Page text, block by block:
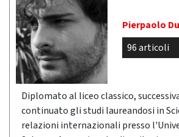
Pierpaolo
96 articoli
Diplomato al liceo classico,
continuato gli studi laureandosi in
relazioni internazionali presso